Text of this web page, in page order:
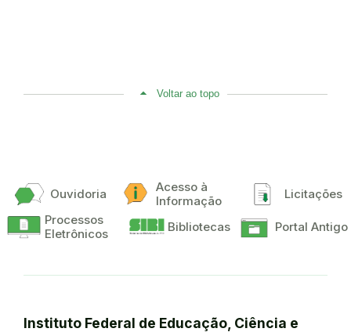
Voltar ao topo
Ouvidoria
Acesso à
Informação
Licitações
Processos
Eletrônicos
Bibliotecas Portal Antigo
Instituto Federal de Educação, Ciência e